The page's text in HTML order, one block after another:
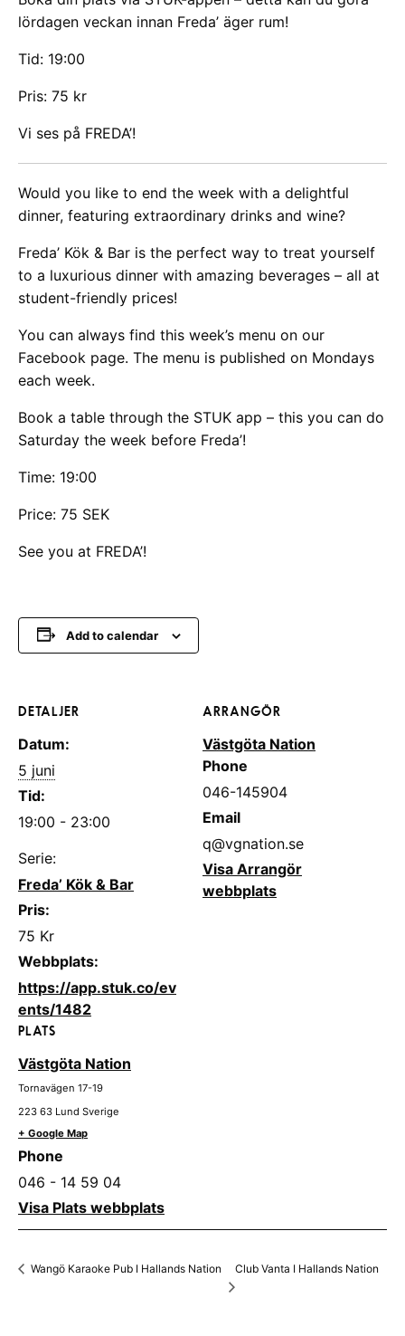
lördagen veckan innan Freda’ äger rum!
Tid: 19:00
Pris: 75 kr
Vi ses på FREDA’!
Would you like to end the week with a delightful
dinner, featuring extraordinary drinks and wine?
Freda’ Kök & Bar is the perfect way to treat yourself
to a luxurious dinner with amazing beverages – all at
student-friendly prices!
You can always find this week’s menu on our
Facebook page. The menu is published on Mondays
each week.
Book a table through the STUK app – this you can do
Saturday the week before Freda’!
Time: 19:00
Price: 75 SEK
See you at FREDA’!
Add to calendar
DETALJER
Datum:
5 juni
Tid:
19:00 - 23:00
Serie:
Freda’ Kök & Bar
Pris:
75 Kr
Webbplats:
https://app.stuk.co/ev
ents/1482
PLATS
Västgöta Nation
Tornavägen 17-19
223 63 Lund Sverige
+ Google Map
Phone
046 - 14 59 04
Visa Plats webbplats
ARRANGÖR
Västgöta Nation
Phone
046-145904
Email
q@vgnation.se
Visa Arrangör
webbplats
Wangö Karaoke Pub I Hallands Nation Club Vanta I Hallands Nation